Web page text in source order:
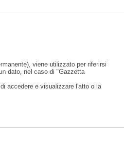
viene utilizzato per riferirsi
dato, nel caso di "Gazzetta
accedere e visualizzare l'atto o la